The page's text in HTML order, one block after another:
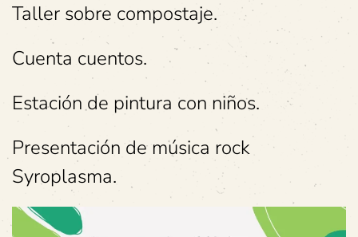
Taller sobre compostaje.
Cuenta cuentos.
Estación de pintura con niños.
Presentación de música rock
Syroplasma.